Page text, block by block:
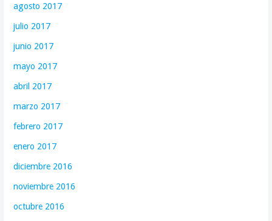
agosto 2017
julio 2017
junio 2017
mayo 2017
abril 2017
marzo 2017
febrero 2017
enero 2017
diciembre 2016
noviembre 2016
octubre 2016